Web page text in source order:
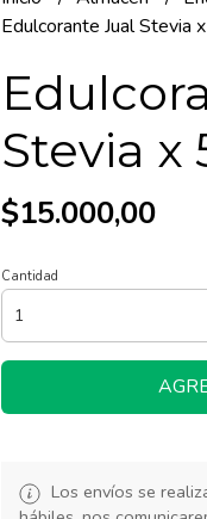
Edulcorante Jual Stevia
Stevia x
$15.000,00
Cantidad
Los envíos se